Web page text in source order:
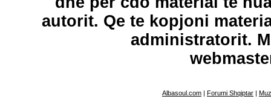
autorit. Qe te kopjoni
administratorit.
Albasoul.com | Forumi Shqiptar |